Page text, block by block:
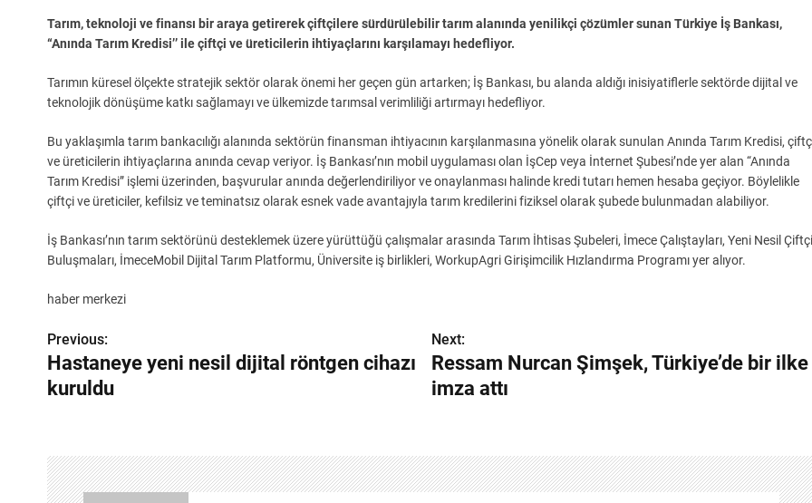
Tarım, teknoloji ve finansı bir araya getirerek çiftçilere sürdürülebilir tarım alanında yenilikçi çözümler sunan Türkiye İş Bankası,
“Anında Tarım Kredisi’’ ile çiftçi ve üreticilerin ihtiyaçlarını karşılamayı hedefliyor.
Tarımın küresel ölçekte stratejik sektör olarak önemi her geçen gün artarken; İş Bankası, bu alanda aldığı inisiyatiflerle sektörde dijital ve
teknolojik dönüşüme katkı sağlamayı ve ülkemizde tarımsal verimliliği artırmayı hedefliyor.
Bu yaklaşımla tarım bankacılığı alanında sektörün finansman ihtiyacının karşılanmasına yönelik olarak sunulan Anında Tarım Kredisi,
ve üreticilerin ihtiyaçlarına anında cevap veriyor. İş Bankası’nın mobil uygulaması olan İşCep veya İnternet Şubesi’nde yer alan “Anında
Tarım Kredisi” işlemi üzerinden, başvurular anında değerlendiriliyor ve onaylanması halinde kredi tutarı hemen hesaba geçiyor. Böylelikle
çiftçi ve üreticiler, kefilsiz ve teminatsız olarak esnek vade avantajıyla tarım kredilerini fiziksel olarak şubede bulunmadan alabiliyor.
İş Bankası’nın tarım sektörünü desteklemek üzere yürüttüğü çalışmalar arasında Tarım İhtisas Şubeleri, İmece Çalıştayları, Yeni Nesil Çiftçi
Buluşmaları, İmeceMobil Dijital Tarım Platformu, Üniversite iş birlikleri, WorkupAgri Girişimcilik Hızlandırma Programı yer alıyor.
haber merkezi
Y
a
g
Previous:
Hastaneye yeni nesil dijital röntgen cihazı
kuruldu
Next:
Ressam Nurcan Şimşek, Türkiye’de bir ilke
imza attı